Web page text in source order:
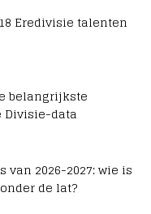
Eredivisie talenten
belangrijkste
Divisie-data
van 2026-2027: wie is
de lat?